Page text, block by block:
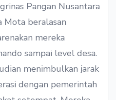
Pangan Nusantara
Mota beralasan
mereka
sampai level desa.
menimbulkan jarak
dengan pemerintah